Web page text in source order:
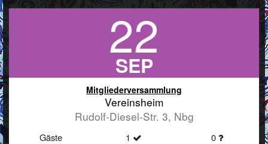
22
SEP
Mitgliederversammlung
Vereinsheim
Rudolf-Diesel-Str. 3, Nbg
Gäste 1 0